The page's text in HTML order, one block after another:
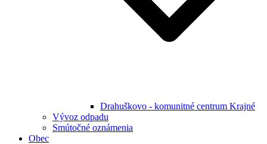
Drahuškovo - komunitné centrum Krajné
Vývoz odpadu
Smútočné oznámenia
Obec